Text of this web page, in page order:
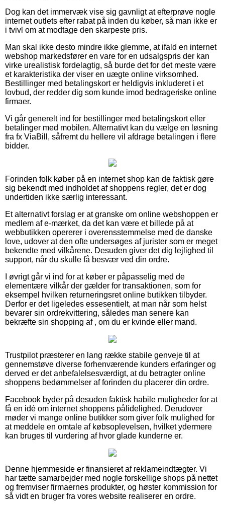
Dog kan det immervæk vise sig gavnligt at efterprøve nogle
internet outlets efter rabat på inden du køber, så man ikke er
i tvivl om at modtage den skarpeste pris.
Man skal ikke desto mindre ikke glemme, at ifald en internet
webshop markedsfører en vare for en udsalgspris der kan
virke urealistisk fordelagtig, så burde det for det meste være
et karakteristika der viser en uægte online virksomhed.
Bestillinger med betalingskort er heldigvis inkluderet i et
lovbud, der redder dig som kunde imod bedrageriske online
firmaer.
Vi går generelt ind for bestillinger med betalingskort eller
betalinger med mobilen. Alternativt kan du vælge en løsning
fra fx ViaBill, såfremt du hellere vil afdrage betalingen i flere
bidder.
Forinden folk køber på en internet shop kan de faktisk gøre
sig bekendt med indholdet af shoppens regler, det er dog
undertiden ikke særlig interessant.
Et alternativt forslag er at granske om online webshoppen er
medlem af e-mærket, da det kan være et billede på at
webbutikken opererer i overensstemmelse med de danske
love, udover at den ofte undersøges af jurister som er meget
bekendte med vilkårene. Desuden giver det dig lejlighed til
support, når du skulle få besvær ved din ordre.
I øvrigt går vi ind for at køber er påpasselig med de
elementære vilkår der gælder for transaktionen, som for
eksempel hvilken returneringsret online butikken tilbyder.
Derfor er det ligeledes essesentielt, at man når som helst
bevarer sin ordrekvittering, således man senere kan
bekræfte sin shopping af , om du er kvinde eller mand.
Trustpilot præsterer en lang række stabile genveje til at
gennemstøve diverse forhenværende kunders erfaringer og
derved er det anbefalelsesværdigt, at du betragter online
shoppens bedømmelser af forinden du placerer din ordre.
Facebook byder på desuden faktisk habile muligheder for at
få en idé om internet shoppens pålidelighed. Derudover
møder vi mange online butikker som giver folk mulighed for
at meddele en omtale af købsoplevelsen, hvilket ydermere
kan bruges til vurdering af hvor glade kunderne er.
Denne hjemmeside er finansieret af reklameindtægter. Vi
har tætte samarbejder med nogle forskellige shops på nettet
og fremviser firmaernes produkter, og høster kommission for
så vidt en bruger fra vores website realiserer en ordre.